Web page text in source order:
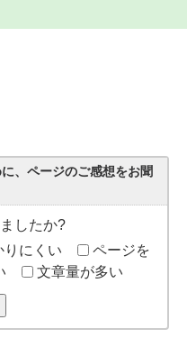
、ページのご感想をお聞
したか?
りにくい
ページを
文章量が多い